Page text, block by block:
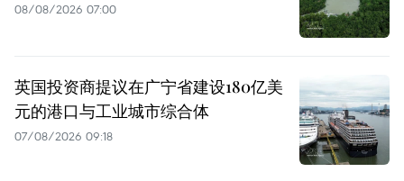
08/08/2026 07:00
英国投资商提议在广宁省建设180亿美
元的港口与工业城市综合体
07/08/2026 09:18